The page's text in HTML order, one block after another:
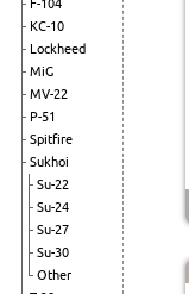
F-104
KC-10
Lockheed
MiG
MV-22
P-51
Spitfire
Sukhoi
Su-22
Su-24
Su-27
Su-30
Other